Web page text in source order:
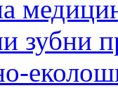
зубни